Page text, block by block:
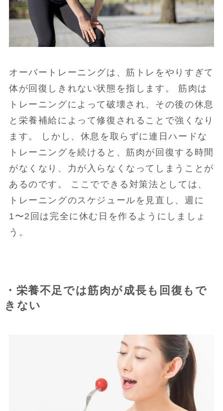
オーバートレーニングは、筋トレをやりすぎて
体が回復しきれない状態を指します。 筋肉は
トレーニングによって破壊され、その後の休息
と栄養補給によって修復されることで強くなり
ます。 しかし、休息を取らずに連日ハードな
トレーニングを続けると、筋肉が回復する時間
がなくなり、力が入らなくなってしまうことが
あるのです。 ここでできる対策法としては、
トレーニングのスケジュールを見直し、週に
1〜2回は完全に休む日を作るようにしましょ
う。
・栄養不足では筋肉が成長も回復もで
きない